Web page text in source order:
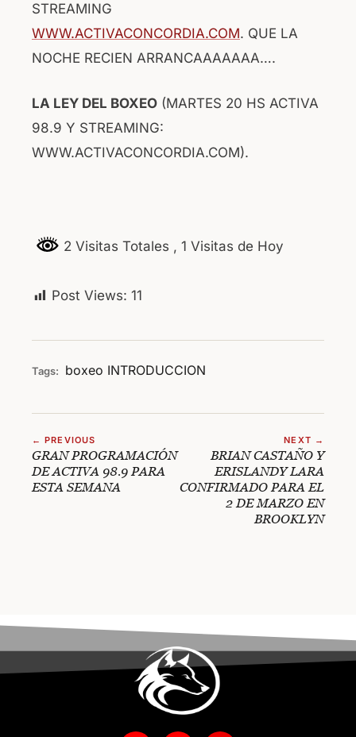
STREAMING
WWW.ACTIVACONCORDIA.COM. QUE LA
NOCHE RECIEN ARRANCAAAAAAA….
LA LEY DEL BOXEO (MARTES 20 HS ACTIVA
98.9 Y STREAMING:
WWW.ACTIVACONCORDIA.COM).
2 Visitas Totales , 1 Visitas de Hoy
Post Views: 11
Tags: boxeo INTRODUCCION
← PREVIOUS
GRAN PROGRAMACIÓN
DE ACTIVA 98.9 PARA
ESTA SEMANA
NEXT →
BRIAN CASTAÑO Y
ERISLANDY LARA
CONFIRMADO PARA EL
2 DE MARZO EN
BROOKLYN